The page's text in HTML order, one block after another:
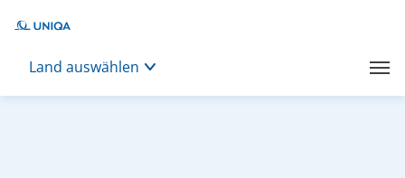
Land auswählen